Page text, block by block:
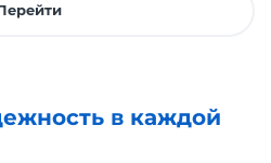
в каждой